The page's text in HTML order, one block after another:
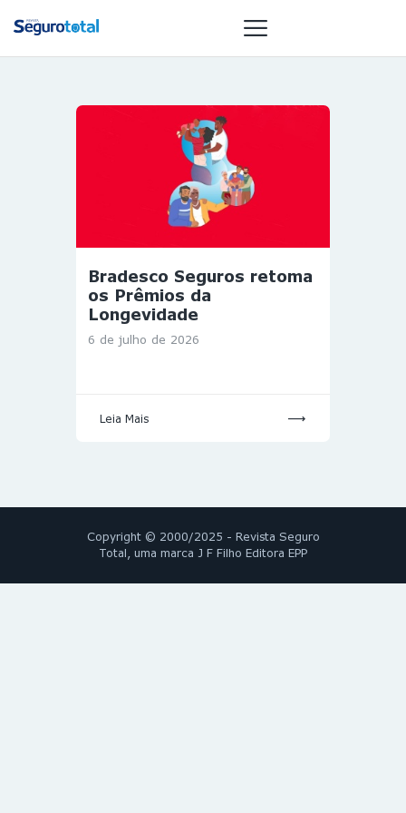
NOTÍCIAS
REVISTA
ESPECIAIS
GAIVOTA DE
MULHERES
GESTORAS
HOMEST
Bradesco Seguros retoma
os Prêmios da
Longevidade
6 de julho de 2026
Leia Mais
Copyright © 2000/2025 - Revista Seguro
Total, uma marca J F Filho Editora EPP